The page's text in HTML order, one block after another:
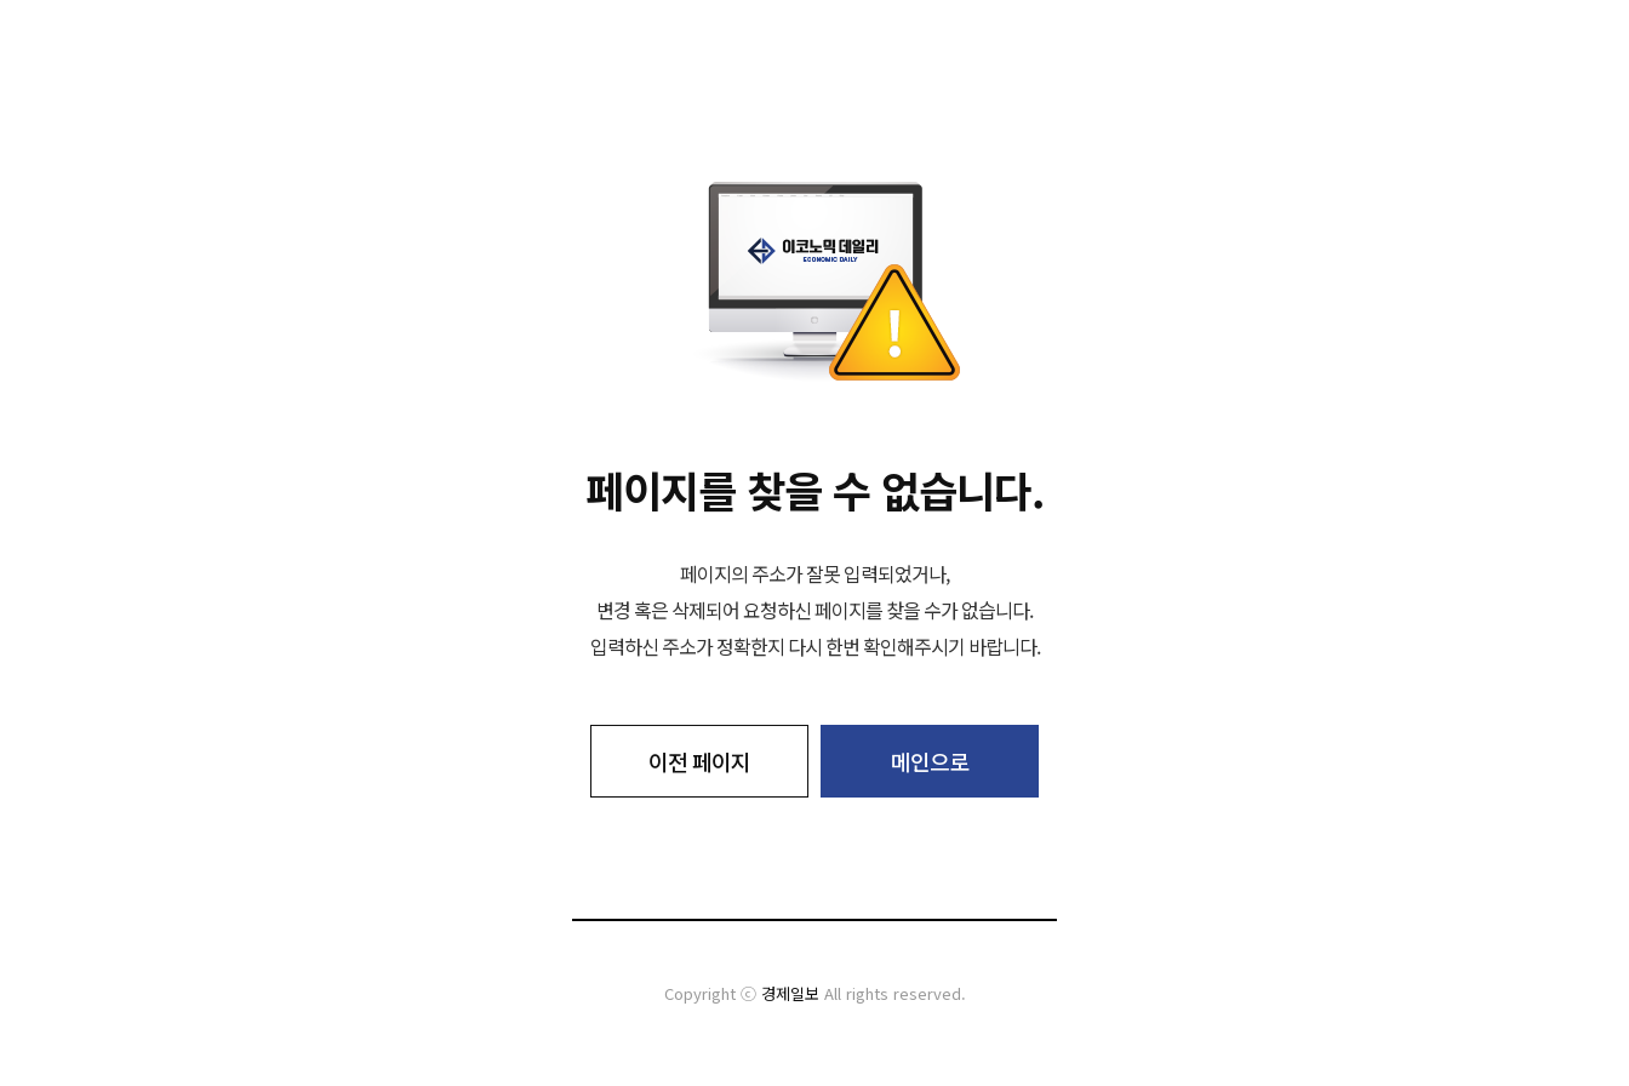
페이지를 찾을 수 없습니다.
페이지의 주소가 잘못 입력되었거나,
변경 혹은 삭제되어 요청하신 페이지를 찾을 수가 없습니다.
입력하신 주소가 정확한지 다시 한번 확인해주시기 바랍니다.
이전 페이지 메인으로
Copyright ⓒ 경제일보 All rights reserved.